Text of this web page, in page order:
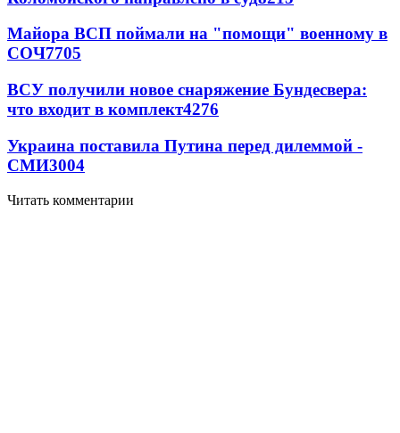
Майора ВСП поймали на "помощи" военному в
СОЧ7705
ВСУ получили новое снаряжение Бундесвера:
что входит в комплект4276
Украина поставила Путина перед дилеммой -
СМИ3004
Читать комментарии